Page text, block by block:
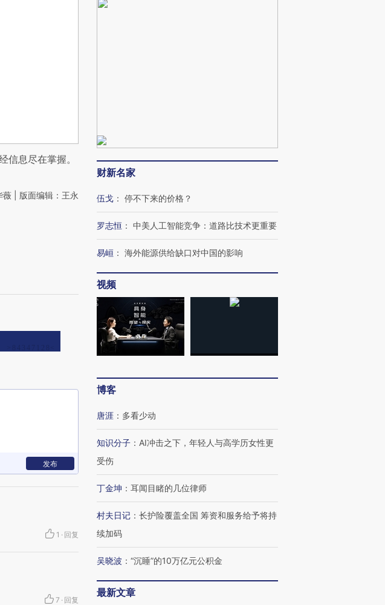
信息尽在掌握。
| 版面编辑：王永
发布
1 · 回复
7 · 回复
财新名家
伍戈 ： 停不下来的价格？
罗志恒 ： 中美人工智能竞争：道路比技术更重要
易峘 ： 海外能源供给缺口对中国的影响
视频
博客
唐涯 ： 多看少动
知识分子 ： AI冲击之下，年轻人与高学历女性更
受伤
丁金坤 ： 耳闻目睹的几位律师
村夫日记 ： 长护险覆盖全国 筹资和服务给予将持
续加码
吴晓波 ： “沉睡”的10万亿元公积金
最新文章